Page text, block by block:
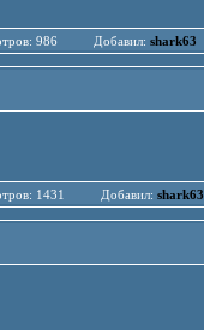
986 Добавил: shark63
1431 Добавил: shark63